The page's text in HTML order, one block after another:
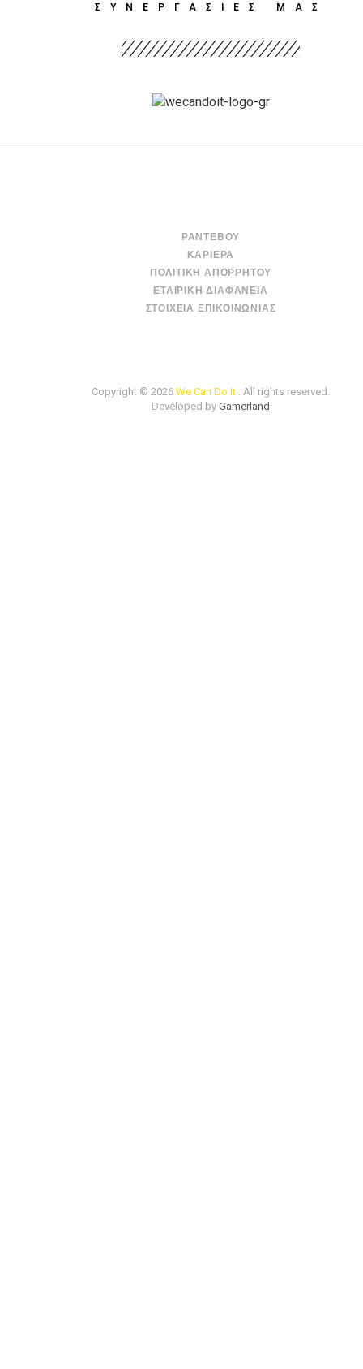
ΣΥΝΕΡΓΑΣΙΕΣ ΜΑΣ
ΡΑΝΤΕΒΟΎ
ΚΑΡΙΈΡΑ
ΠΟΛΙΤΙΚΉ ΑΠΟΡΡΉΤΟΥ
ΕΤΑΙΡΙΚΉ ΔΙΑΦΆΝΕΙΑ
ΣΤΟΙΧΕΊΑ ΕΠΙΚΟΙΝΩΝΊΑΣ
Copyright © 2026 We Can Do It . All rights reserved.
Developed by Gamerland